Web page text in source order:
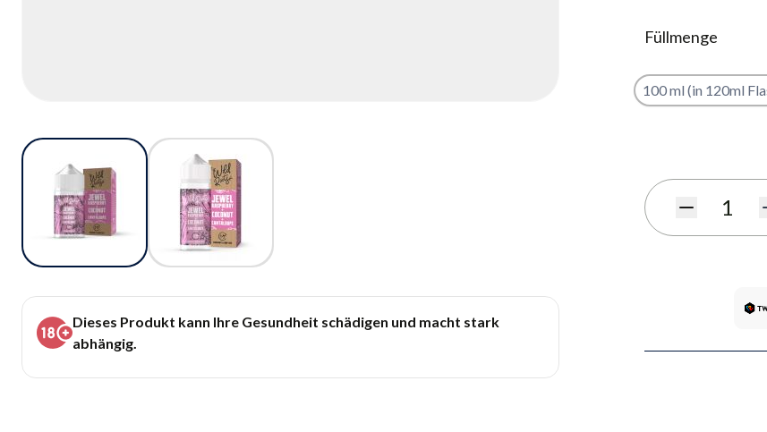
Dieses Produkt kann Ihre Gesundheit schädigen und macht stark
abhängig.
Füllmenge
100 ml (in 120ml